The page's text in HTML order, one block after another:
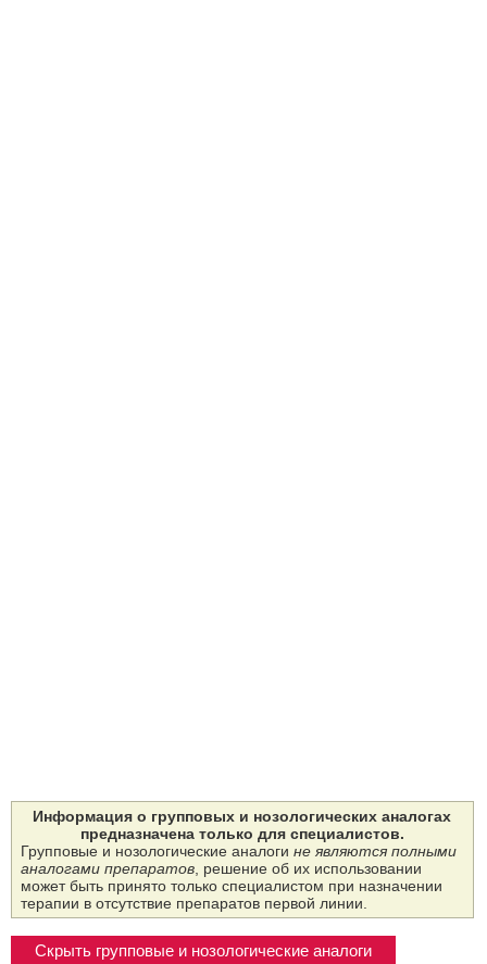
Информация о групповых и нозологических аналогах
предназначена только для специалистов.
Групповые и нозологические аналоги не являются полными
аналогами препаратов, решение об их использовании
может быть принято только специалистом при назначении
терапии в отсутствие препаратов первой линии.
Скрыть групповые и нозологические аналоги